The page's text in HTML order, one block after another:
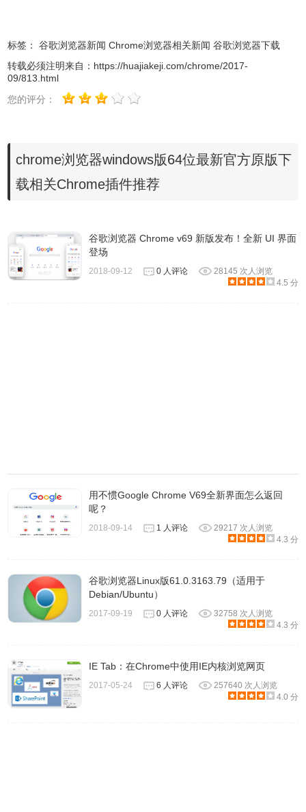
2.PaymentRequest API 可以提供安全、无缝的跨平台结账体
占有，以优化网页应用。
3.适用于 Windows 10/8.1/8/7 64-bit。
标签： 谷歌浏览器新闻 Chrome浏览器相关新闻 谷歌浏览器下载
转载必须注明来自： https://huajiakeji.com/chrome/2017-
09/813.html
您的评分：
chrome浏览器windows版64位最新官方原版下
载相关Chrome插件推荐
谷歌浏览器 Chrome v69 新版发布！全新 UI 界面
登场
2018-09-12 0 人评论
28145 次人浏览
4.5 分
用不惯Google Chrome V69全新界面怎么返回
呢？
2018-09-14 1 人评论
29217 次人浏览
4.3 分
谷歌浏览器Linux版61.0.3163.79（适用于
Debian/Ubuntu）
2017-09-19 0 人评论
32758 次人浏览
4.3 分
IE Tab：在Chrome中使用IE内核浏览网页
2017-05-24 6 人评论
257640 次人浏览
4.0 分